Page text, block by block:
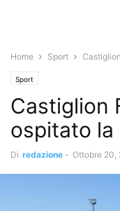
Home Sport
Sport
Castiglion
ospitato la
Di redazione - Ottobre 20,